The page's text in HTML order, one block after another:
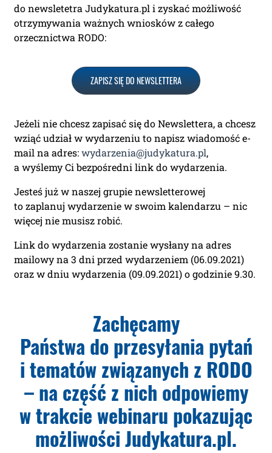
do newsletetra Judykatura.pl i zyskać możliwość
otrzymywania ważnych wniosków z całego
orzecznictwa RODO:
ZAPISZ SIĘ DO NEWSLETTERA
Jeżeli nie chcesz zapisać się do Newslettera, a chcesz
wziąć udział w wydarzeniu to napisz wiadomość e-
mail na adres:wydarzenia@judykatura.pl,
a wyślemy Ci bezpośredni link do wydarzenia.
Jesteś już w naszej grupie newsletterowej
to zaplanuj wydarzenie w swoim kalendarzu – nic
więcej nie musisz robić.
Link do wydarzenia zostanie wysłany na adres
mailowy na 3 dni przed wydarzeniem (06.09.2021)
oraz w dniu wydarzenia (09.09.2021) o godzinie 9.30.
Zachęcamy
Państwa do przesyłania pytań
i tematów związanych z RODO
– na część z nich odpowiemy
w trakcie webinaru pokazując
możliwości Judykatura.pl.